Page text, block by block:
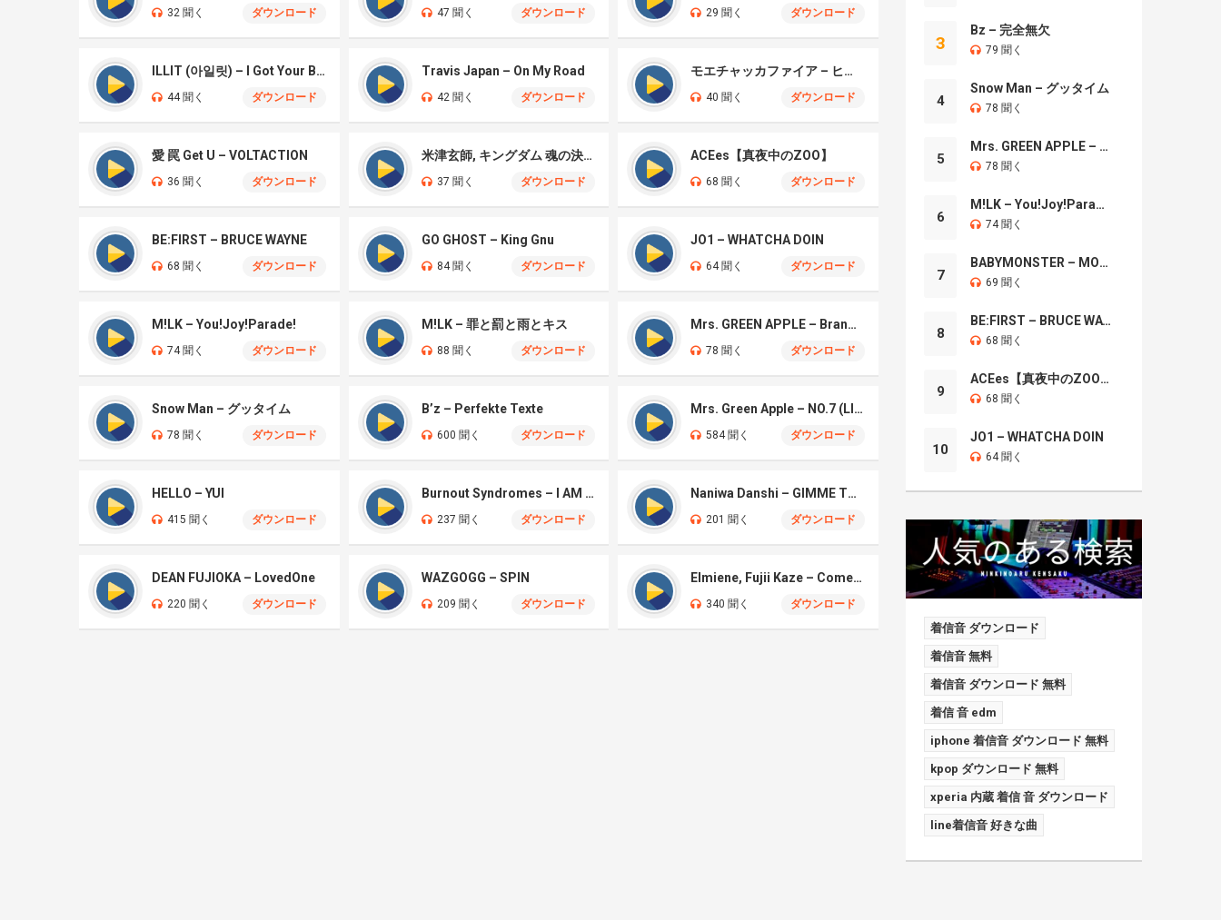
32 聞く ダウンロード 47 聞く ダウンロード 29 聞く ダウンロード
ILLIT (아일릿) – I Got Your Back
44 聞く ダウンロード
Travis Japan – On My Road
42 聞く ダウンロード
モエチャッカファイア – ヒューゴ、狛野真斗、ライト、セヴェリアン (Cover )
40 聞く ダウンロード
愛 罠 Get U – VOLTACTION
36 聞く ダウンロード
米津玄師, キングダム 魂の決戦 – 公開記念PV
37 聞く ダウンロード
ACEes【真夜中のZOO】
68 聞く ダウンロード
BE:FIRST – BRUCE WAYNE
68 聞く ダウンロード
GO GHOST – King Gnu
84 聞く ダウンロード
JO1 – WHATCHA DOIN
64 聞く ダウンロード
M!LK – You!Joy!Parade!
74 聞く ダウンロード
M!LK – 罪と罰と雨とキス
88 聞く ダウンロード
Mrs. GREEN APPLE – Brand New
78 聞く ダウンロード
Snow Man – グッタイム
78 聞く ダウンロード
B’z – Perfekte Texte
600 聞く ダウンロード
Mrs. Green Apple – NO.7 (LIVE)
584 聞く ダウンロード
HELLO – YUI
415 聞く ダウンロード
Burnout Syndromes – I AM A HERO
237 聞く ダウンロード
Naniwa Danshi – GIMME THE DAY
201 聞く ダウンロード
DEAN FUJIOKA – LovedOne
220 聞く ダウンロード
WAZGOGG – SPIN
209 聞く ダウンロード
Elmiene, Fujii Kaze – Comets Gold
340 聞く ダウンロード
3
Bz – 完全無欠
79 聞く
4
Snow Man – グッタイム
78 聞く
5
Mrs. GREEN APPLE – Brand New
78 聞く
6
M!LK – You!Joy!Parade!
74 聞く
7
BABYMONSTER – MOON
69 聞く
8
BE:FIRST – BRUCE WAYNE
68 聞く
9
ACEes【真夜中のZOO】
68 聞く
10
JO1 – WHATCHA DOIN
64 聞く
着信音 ダウンロード
着信音 無料
着信音 ダウンロード 無料
着信 音 edm
iphone 着信音 ダウンロード 無料
kpop ダウンロード 無料
xperia 内蔵 着信 音 ダウンロード
line着信音 好きな曲